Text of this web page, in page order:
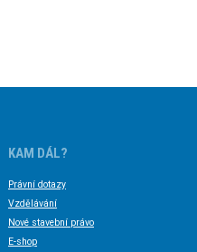
KAM DÁL?
Právní dotazy
Vzdělávání
Nové stavební právo
E-shop